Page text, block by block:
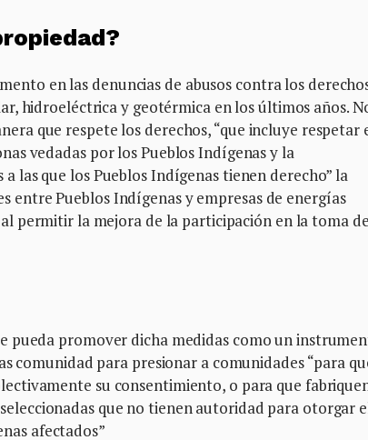
en las denuncias de abusos contra los
hidroeléctrica y geotérmica en los últimos años.
que respete los derechos, “que incluye respetar
vedadas por los Pueblos Indígenas y la
las que los Pueblos Indígenas tienen derecho” la
entre Pueblos Indígenas y empresas de energías
permitir la mejora de la participación en la toma de
pueda promover dicha medidas como un
comunidad para presionar a comunidades “para
su consentimiento, o para que
que no tienen autoridad para otorgar
afectados”